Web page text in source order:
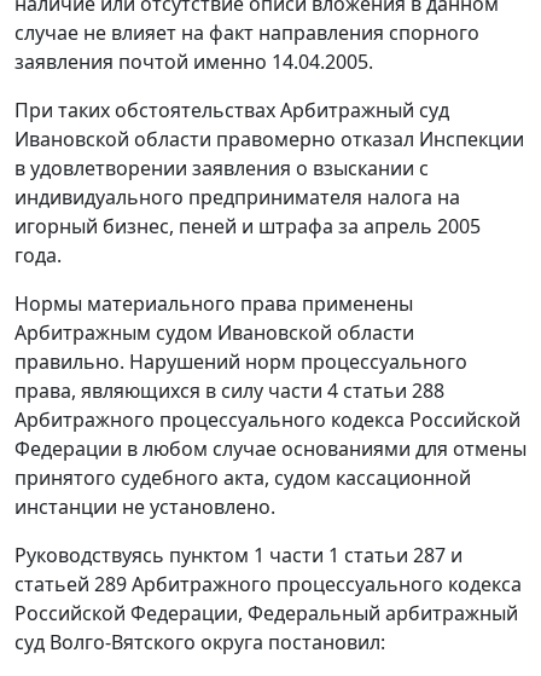
случае не влияет на факт направления спорного
заявления почтой именно 14.04.2005.
При таких обстоятельствах Арбитражный суд
Ивановской области правомерно отказал Инспекции
в удовлетворении заявления о взыскании с
индивидуального предпринимателя налога на
игорный бизнес, пеней и штрафа за апрель 2005
года.
Нормы материального права применены
Арбитражным судом Ивановской области
правильно. Нарушений норм процессуального
права, являющихся в силу части 4 статьи 288
Арбитражного процессуального кодекса Российской
Федерации в любом случае основаниями для отмены
принятого судебного акта, судом кассационной
инстанции не установлено.
Руководствуясь пунктом 1 части 1 статьи 287 и
статьей 289 Арбитражного процессуального кодекса
Российской Федерации, Федеральный арбитражный
суд Волго-Вятского округа постановил: